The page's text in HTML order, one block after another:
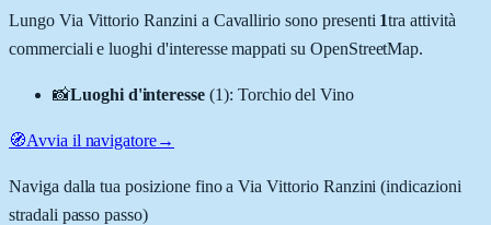
Lungo Via Vittorio Ranzini a Cavallirio sono presenti 1tra attività
commerciali e luoghi d'interesse mappati su OpenStreetMap.
📸Luoghi d'interesse (1): Torchio del Vino
🧭Avvia il navigatore→
Naviga dalla tua posizione fino aVia Vittorio Ranzini (indicazioni
stradali passo passo)